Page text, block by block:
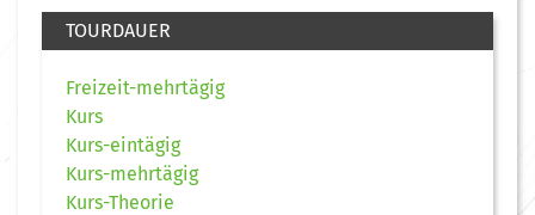
TOURDAUER
Freizeit-mehrtägig
Kurs
Kurs-eintägig
Kurs-mehrtägig
Kurs-Theorie